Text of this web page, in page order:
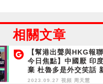
相關文章
【幫港出聲與HKG報
今日焦點】中國厭 印
棄 杜魯多是外交笑話
時爆 提前做準備
2023.09.27 視頻 周天慧